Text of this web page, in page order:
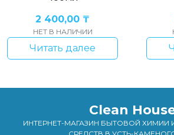
2 400,00 ₸
НЕТ В НАЛИЧИИ
Читать далее
Clean
ИНТЕРНЕТ-МАГАЗИН БЫТОВОЙ